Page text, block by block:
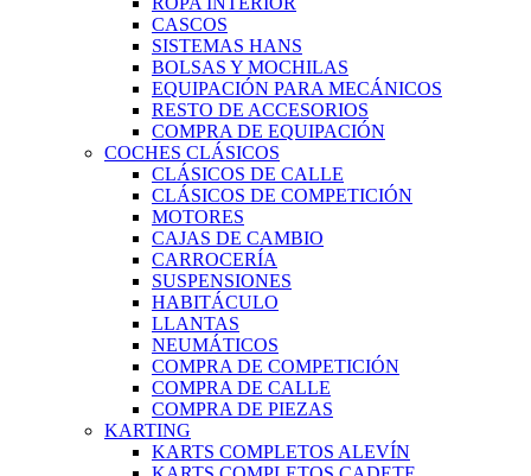
CASCOS
SISTEMAS HANS
BOLSAS Y MOCHILAS
EQUIPACIÓN PARA MECÁNICOS
RESTO DE ACCESORIOS
COMPRA DE EQUIPACIÓN
COCHES CLÁSICOS
CLÁSICOS DE CALLE
CLÁSICOS DE COMPETICIÓN
MOTORES
CAJAS DE CAMBIO
CARROCERÍA
SUSPENSIONES
HABITÁCULO
LLANTAS
NEUMÁTICOS
COMPRA DE COMPETICIÓN
COMPRA DE CALLE
COMPRA DE PIEZAS
KARTING
KARTS COMPLETOS ALEVÍN